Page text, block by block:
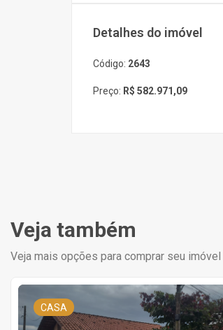
Detalhes do imóvel
Código: 2643
Preço: R$ 582.971,09
Veja também
Veja mais opções para comprar seu imóvel
CASA